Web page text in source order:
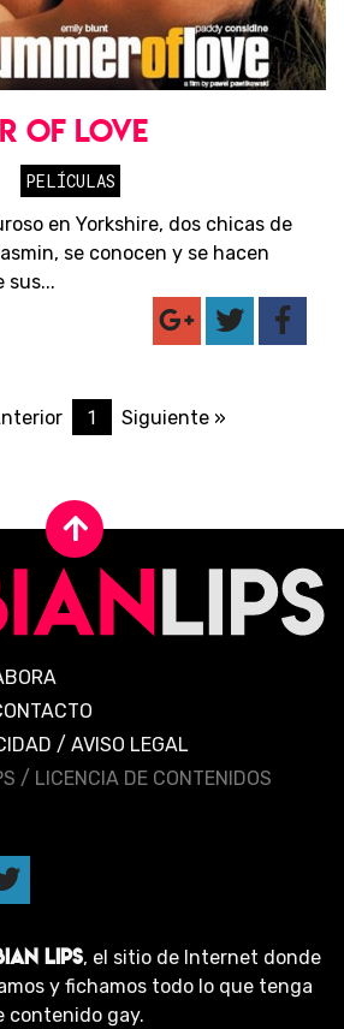
OF LOVE
PELÍCULAS
en Yorkshire, dos chicas de
se conocen y se hacen
sus...
1 Siguiente »
/ AVISO LEGAL
/ LICENCIA DE CONTENIDOS
LIPS, el sitio de Internet donde
y fichamos todo lo que tenga
contenido gay.